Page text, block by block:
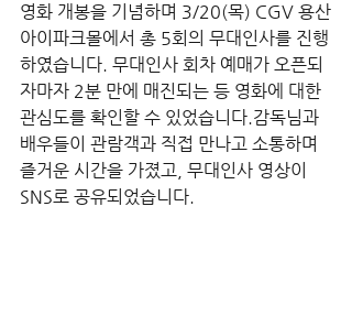
영화 개봉을 기념하며 3/20(목) CGV 용산
아이파크몰에서 총 5회의 무대인사를 진행
하였습니다. 무대인사 회차 예매가 오픈되
자마자 2분 만에 매진되는 등 영화에 대한
관심도를 확인할 수 있었습니다.감독님과
배우들이 관람객과 직접 만나고 소통하며
즐거운 시간을 가졌고, 무대인사 영상이
SNS로 공유되었습니다.